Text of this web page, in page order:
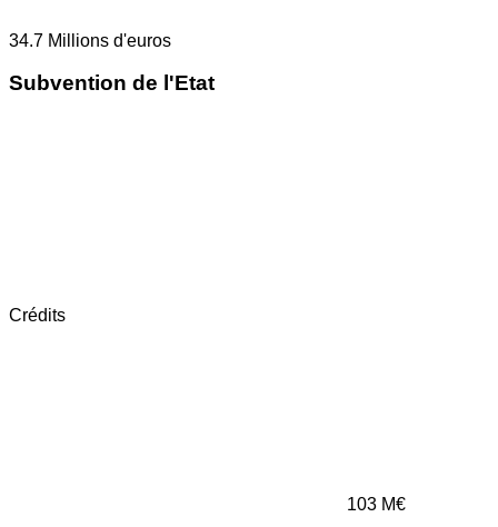
34.7 Millions d'euros
Subvention de l'Etat
Crédits
103 M€